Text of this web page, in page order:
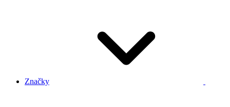
Značky